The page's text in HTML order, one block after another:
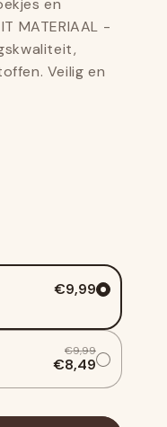
en
MATERIAAL -
Veilig en
€9,99
€9,99
€8,49